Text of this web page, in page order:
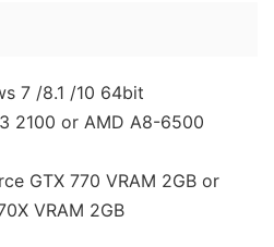
7 /8.1 /10 64bit
2100 or AMD A8-6500
GTX 770 VRAM 2GB or
VRAM 2GB